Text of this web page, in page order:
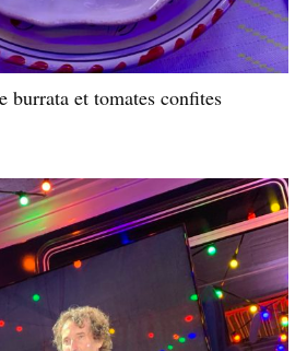
burrata et tomates confites